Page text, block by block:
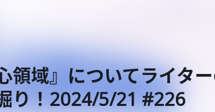
領域』についてライタ
り！2024/5/21 #226